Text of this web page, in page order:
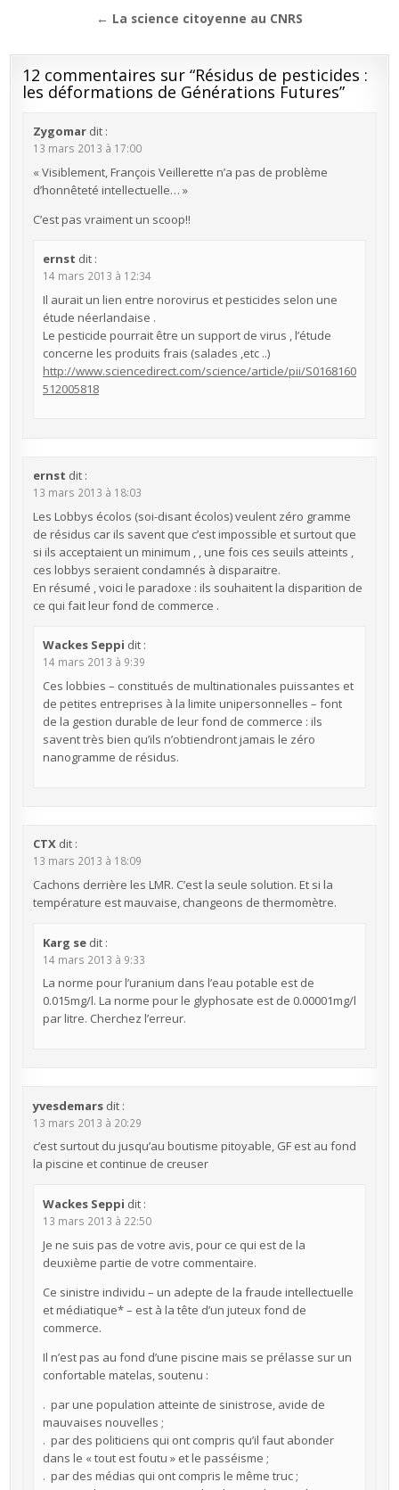
l’article← La science citoyenne au CNRS
12 commentaires sur “Résidus de pesticides :
les déformations de Générations Futures”
Zygomar dit :
13 mars 2013 à 17:00
« Visiblement, François Veillerette n’a pas de problème
d’honnêteté intellectuelle… »
C’est pas vraiment un scoop!!
ernst dit :
14 mars 2013 à 12:34
Il aurait un lien entre norovirus et pesticides selon une
étude néerlandaise .
Le pesticide pourrait être un support de virus , l’étude
concerne les produits frais (salades ,etc ..)
http://www.sciencedirect.com/science/article/pii/S0168160
512005818
ernst dit :
13 mars 2013 à 18:03
Les Lobbys écolos (soi-disant écolos) veulent zéro gramme
de résidus car ils savent que c’est impossible et surtout que
si ils acceptaient un minimum , , une fois ces seuils atteints ,
ces lobbys seraient condamnés à disparaitre.
En résumé , voici le paradoxe : ils souhaitent la disparition de
ce qui fait leur fond de commerce .
Wackes Seppi dit :
14 mars 2013 à 9:39
Ces lobbies – constitués de multinationales puissantes et
de petites entreprises à la limite unipersonnelles – font
de la gestion durable de leur fond de commerce : ils
savent très bien qu’ils n’obtiendront jamais le zéro
nanogramme de résidus.
CTX dit :
13 mars 2013 à 18:09
Cachons derrière les LMR. C’est la seule solution. Et si la
température est mauvaise, changeons de thermomètre.
Karg se dit :
14 mars 2013 à 9:33
La norme pour l’uranium dans l’eau potable est de
0.015mg/l. La norme pour le glyphosate est de 0.00001mg/l
par litre. Cherchez l’erreur.
yvesdemars dit :
13 mars 2013 à 20:29
c’est surtout du jusqu’au boutisme pitoyable, GF est au fond
la piscine et continue de creuser
Wackes Seppi dit :
13 mars 2013 à 22:50
Je ne suis pas de votre avis, pour ce qui est de la
deuxième partie de votre commentaire.
Ce sinistre individu – un adepte de la fraude intellectuelle
et médiatique* – est à la tête d’un juteux fond de
commerce.
Il n’est pas au fond d’une piscine mais se prélasse sur un
confortable matelas, soutenu :
. par une population atteinte de sinistrose, avide de
mauvaises nouvelles ;
. par des politiciens qui ont compris qu’il faut abonder
dans le « tout est foutu » et le passéisme ;
. par des médias qui ont compris le même truc ;